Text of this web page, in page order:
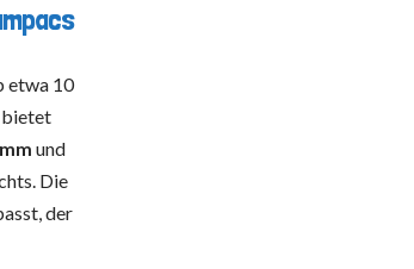
etwa 10
bietet
und
Die
der